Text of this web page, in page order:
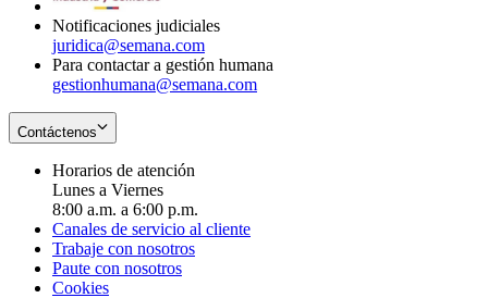
Notificaciones judiciales
juridica@semana.com
Para contactar a gestión humana
gestionhumana@semana.com
Contáctenos
Horarios de atención
Lunes a Viernes
8:00 a.m. a 6:00 p.m.
Canales de servicio al cliente
Trabaje con nosotros
Paute con nosotros
Cookies